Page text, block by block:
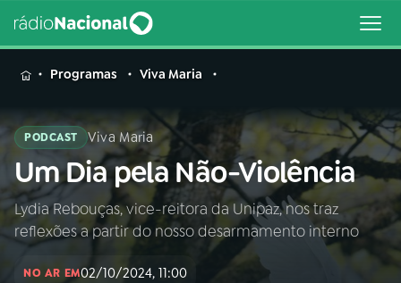
MENU
Buscar
na
Rádio
Nacional
Buscar
AO VIVO
Programas Viva Maria
PODCAST Viva Maria
Um Dia pela Não-Violência
Lydia Rebouças, vice-reitora da Unipaz, nos traz
reflexões a partir do nosso desarmamento interno
NO AR EM02/10/2024, 11:00